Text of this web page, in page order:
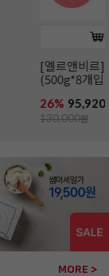
[엘르앤비르]
(500g*8개입)
26% 95,920
130,000원
MORE >